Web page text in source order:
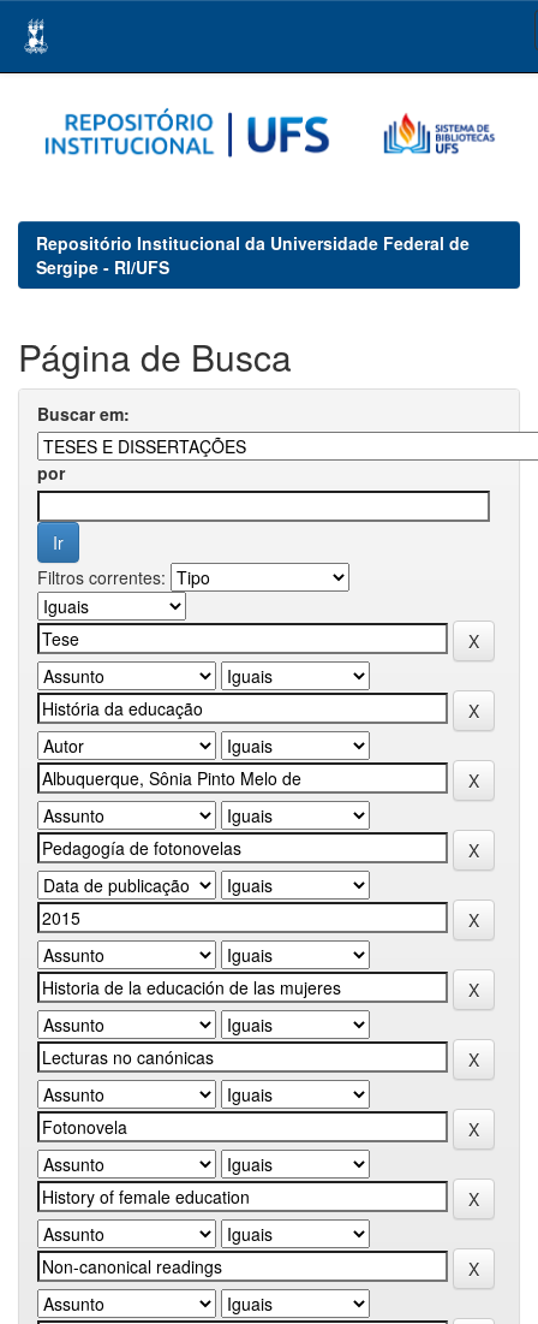
navigation
Repositório Institucional da Universidade Federal de
Sergipe - RI/UFS
Página de Busca
Buscar em:
por
Filtros correntes: